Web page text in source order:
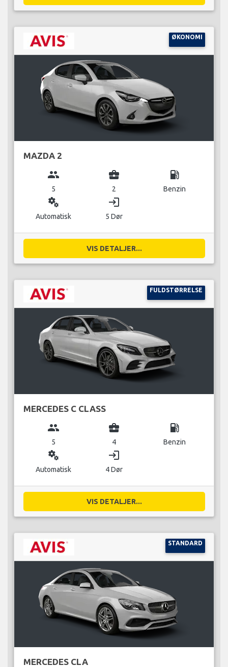
ØKONOMI
MAZDA 2
group
5
business_center
2
local_gas_station
Benzin
miscellaneous_services
Automatisk
login
5 Dør
VIS DETALJER...
FULDSTØRRELSE
MERCEDES C CLASS
group
5
business_center
4
local_gas_station
Benzin
miscellaneous_services
Automatisk
login
4 Dør
VIS DETALJER...
STANDARD
MERCEDES CLA